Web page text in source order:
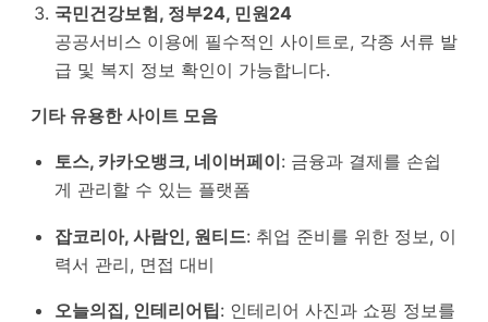
국민건강보험, 정부24, 민원24
공공서비스 이용에 필수적인 사이트로, 각종 서류 발
급 및 복지 정보 확인이 가능합니다.
기타 유용한 사이트 모음
토스, 카카오뱅크, 네이버페이: 금융과 결제를 손쉽
게 관리할 수 있는 플랫폼
잡코리아, 사람인, 원티드: 취업 준비를 위한 정보, 이
력서 관리, 면접 대비
오늘의집, 인테리어팁: 인테리어 사진과 쇼핑 정보를